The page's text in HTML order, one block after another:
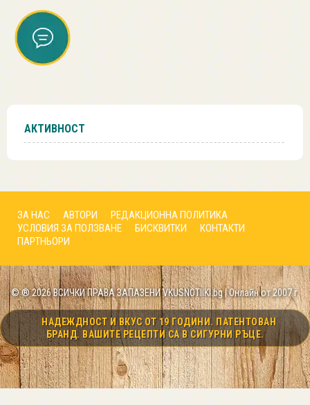
АКТИВНОСТ
ЗА НАС АВТОРИ
РЕДАКЦИОННА ПОЛИТИКА
УСЛОВИЯ ЗА ПОЛЗВАНЕ
БИСКВИТКИ
КОНТАКТИ
ПАРТНЬОРИ
© ® 2026 ВСИЧКИ ПРАВА ЗАПАЗЕНИ VKUSNOTIIKI.bg | Онлайн от 2007 г.
НАДЕЖДНОСТ И ВКУС ОТ 19 ГОДИНИ. ПАТЕНТОВАН
БРАНД. ВАШИТЕ РЕЦЕПТИ СА В СИГУРНИ РЪЦЕ.